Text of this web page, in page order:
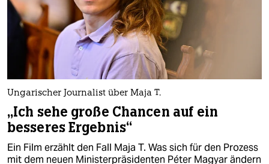
Ungarischer Journalist über Maja T.
„Ich sehe große Chancen auf ein
besseres Ergebnis“
Ein Film erzählt den Fall Maja T. Was sich für den Prozess
mit dem neuen Ministerpräsidenten Péter Magyar ändern